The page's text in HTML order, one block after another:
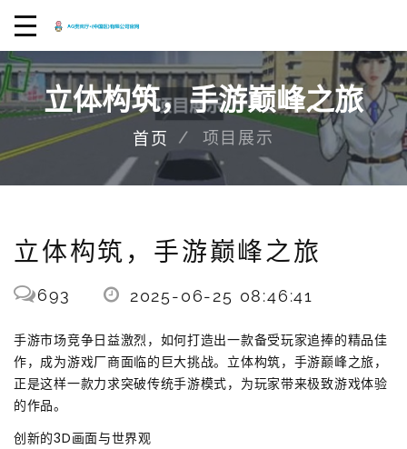
立体构筑，手游巅峰之旅
首页 项目展示
立体构筑，手游巅峰之旅
693 2025-06-25 08:46:41
手游市场竞争日益激烈，如何打造出一款备受玩家追捧的精品佳
作，成为游戏厂商面临的巨大挑战。立体构筑，手游巅峰之旅，
正是这样一款力求突破传统手游模式，为玩家带来极致游戏体验
的作品。
创新的3D画面与世界观